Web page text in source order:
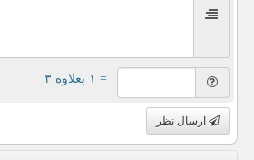
= ۱ بعلاوه ۳
ارسال نظر